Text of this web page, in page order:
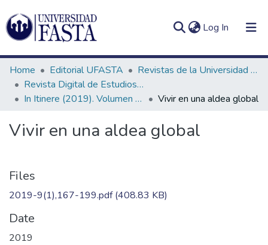
Log In (current)
Communities
&
All of DSpace
In (current)
Home Editorial UFASTA
Revistas de la Universidad FASTA
Revista Digital de Estudios Humanísticos In Itinere
In Itinere (2019). Volumen 9, número 1
Vivir en una aldea global
Vivir en una aldea global
Files
2019-9(1),167-199.pdf(408.83 KB)
Date
2019